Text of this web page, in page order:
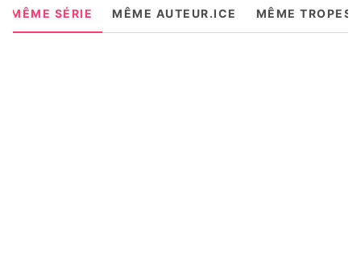
MÊME SÉRIE MÊME AUTEUR.ICE MÊME TROPES